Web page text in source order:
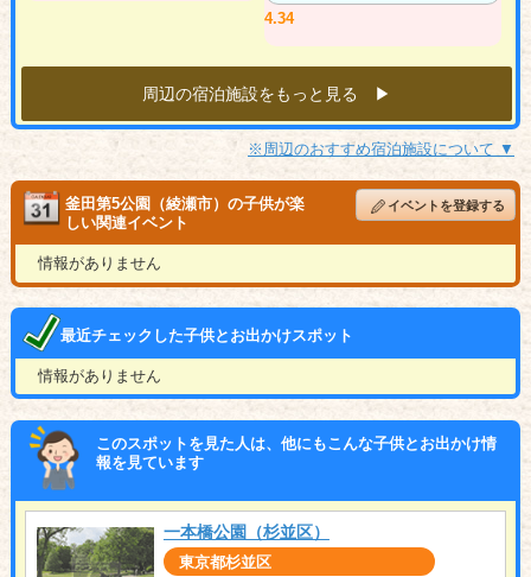
4.34
周辺の宿泊施設をもっと見る ▶︎
※周辺のおすすめ宿泊施設について ▼
釜田第5公園（綾瀬市）の子供が楽
しい関連イベント
イベントを登録する
情報がありません
最近チェックした子供とお出かけスポット
情報がありません
このスポットを見た人は、他にもこんな子供とお出かけ情
報を見ています
一本橋公園（杉並区）
東京都杉並区